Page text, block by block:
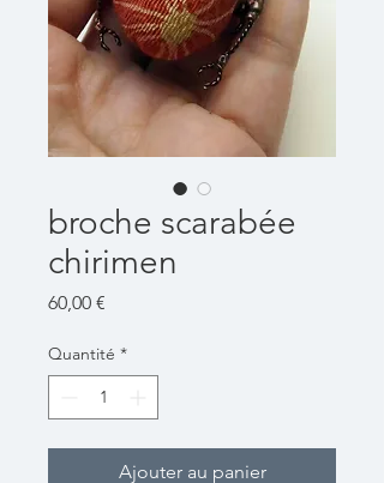
broche scarabée
chirimen
60,00 €
Quantité *
Ajouter au panier